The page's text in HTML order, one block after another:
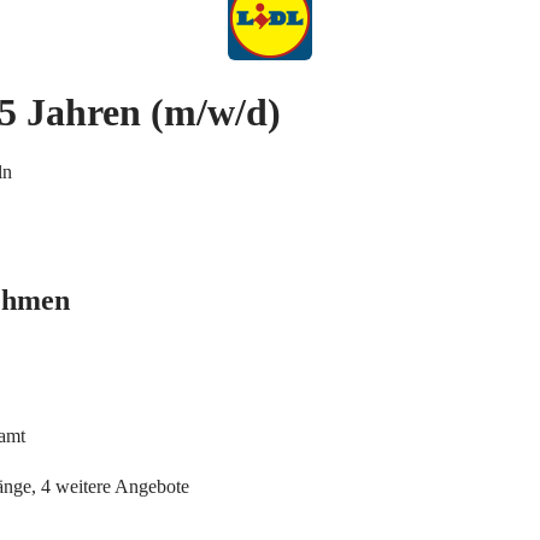
Jahren (m/w/d)
4 weitere Angebote